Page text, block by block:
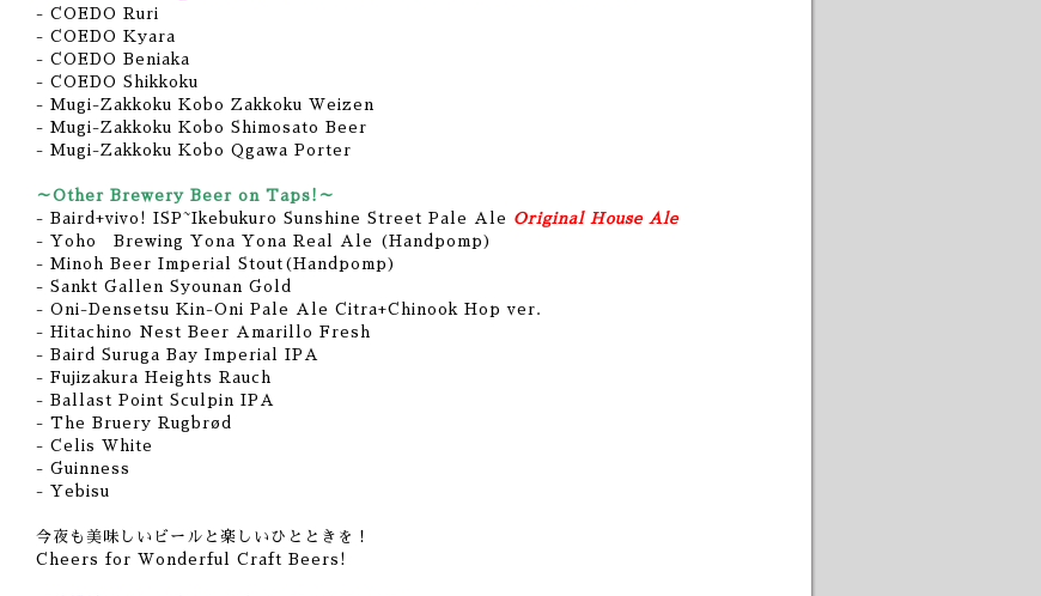
- COEDO Ruri
- COEDO Kyara
- COEDO Beniaka
- COEDO Shikkoku
- Mugi-Zakkoku Kobo Zakkoku Weizen
- Mugi-Zakkoku Kobo Shimosato Beer
- Mugi-Zakkoku Kobo Qgawa Porter
～Other Brewery Beer on Taps!～
- Baird+vivo! ISP~Ikebukuro Sunshine Street Pale Ale
Original House Ale
- Yoho Brewing Yona Yona Real Ale (Handpomp)
- Minoh Beer Imperial Stout(Handpomp)
- Sankt Gallen Syounan Gold
- Oni-Densetsu Kin-Oni Pale Ale Citra+Chinook Hop ver.
- Hitachino Nest Beer Amarillo Fresh
- Baird Suruga Bay Imperial IPA
- Fujizakura Heights Rauch
- Ballast Point Sculpin IPA
- The Bruery Rugbrød
- Celis White
- Guinness
- Yebisu
今夜も美味しいビールと楽しいひとときを！
Cheers for Wonderful Craft Beers!